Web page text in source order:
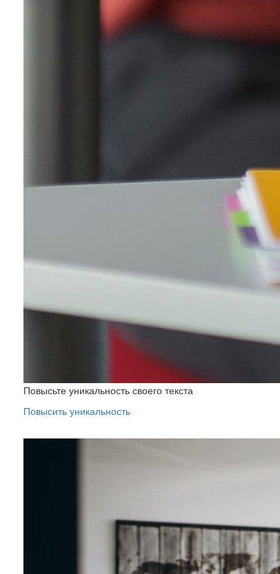
Повысьте уникальность своего текста
Повысить уникальность